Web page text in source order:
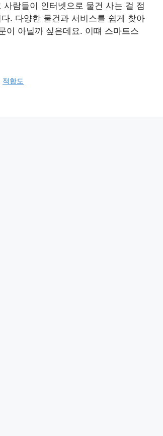
람들이 인터넷으로 물건 사는 걸 점
. 다양한 물건과 서비스를 쉽게 찾아
이 아닐까 싶은데요. 이떄 스마트스
적합도